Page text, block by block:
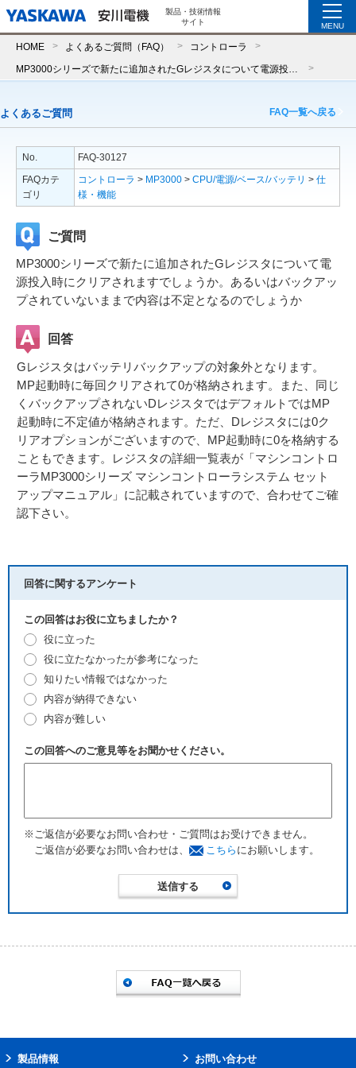
製品・技術情報
サイト
MENU
HOME よくあるご質問（FAQ） コントローラ
よくあるご質問 FAQ一覧へ戻る
No.
FAQ-30127
FAQカテ
ゴリ
コントローラ > MP3000 > CPU/電源/ベース/バッテリ > 仕
様・機能
ご質問
MP3000シリーズで新たに追加されたGレジスタについて電
源投入時にクリアされますでしょうか。あるいはバックアッ
プされていないままで内容は不定となるのでしょうか
回答
Gレジスタはバッテリバックアップの対象外となります。
MP起動時に毎回クリアされて0が格納されます。また、同じ
くバックアップされないDレジスタではデフォルトではMP
起動時に不定値が格納されます。ただ、Dレジスタには0ク
リアオプションがございますので、MP起動時に0を格納する
こともできます。レジスタの詳細一覧表が「マシンコントロ
ーラMP3000シリーズ マシンコントローラシステム セット
アップマニュアル」に記載されていますので、合わせてご確
認下さい。
回答に関するアンケート
この回答はお役に立ちましたか？
役に立った
役に立たなかったが参考になった
知りたい情報ではなかった
内容が納得できない
内容が難しい
この回答へのご意見等をお聞かせください。
※ご返信が必要なお問い合わせ・ご質問はお受けできません。
ご返信が必要なお問い合わせは、
こちら にお願いします。
製品情報 お問い合わせ